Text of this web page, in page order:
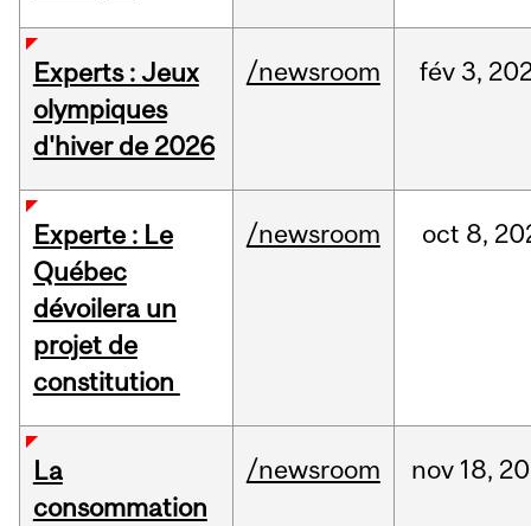
Experts : Jeux
olympiques
d'hiver de 2026
/newsroom fév3,
Experte : Le
Québec
dévoilera un
projet de
constitution
/newsroom oct 8,
La
consommation
/newsroom nov 18,